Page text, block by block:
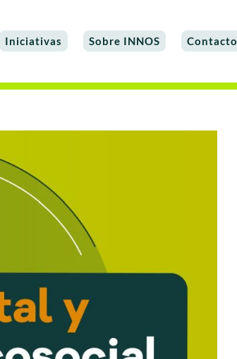
Iniciativas Sobre INNOS Contacto